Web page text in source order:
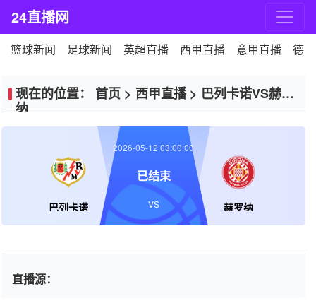
24直播网
篮球新闻 足球新闻 英超直播 西甲直播 意甲直播 德
现在的位置： 首页 > 西甲直播> 巴列卡诺VS赫罗
纳
巴列卡诺 赫罗纳
2026-05-12 03:00:00
已结束
VS
直播源：